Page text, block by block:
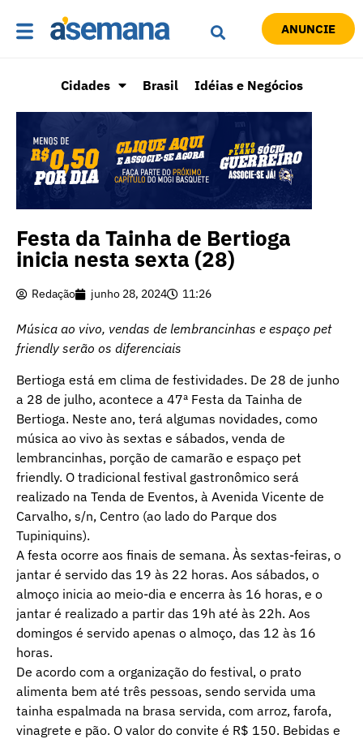
ANUNCIE
Cidades Brasil Idéias e Negócios
Festa da Tainha de Bertioga
inicia nesta sexta (28)
Redação junho 28, 2024 11:26
Música ao vivo, vendas de lembrancinhas e espaço pet
friendly serão os diferenciais
Bertioga está em clima de festividades. De 28 de junho
a 28 de julho, acontece a 47ª Festa da Tainha de
Bertioga. Neste ano, terá algumas novidades, como
música ao vivo às sextas e sábados, venda de
lembrancinhas, porção de camarão e espaço pet
friendly. O tradicional festival gastronômico será
realizado na Tenda de Eventos, à Avenida Vicente de
Carvalho, s/n, Centro (ao lado do Parque dos
Tupiniquins).
A festa ocorre aos finais de semana. Às sextas-feiras, o
jantar é servido das 19 às 22 horas. Aos sábados, o
almoço inicia ao meio-dia e encerra às 16 horas, e o
jantar é realizado a partir das 19h até às 22h. Aos
domingos é servido apenas o almoço, das 12 às 16
horas.
De acordo com a organização do festival, o prato
alimenta bem até três pessoas, sendo servida uma
tainha espalmada na brasa servida, com arroz, farofa,
vinagrete e pão. O valor do convite é R$ 150. Bebidas e